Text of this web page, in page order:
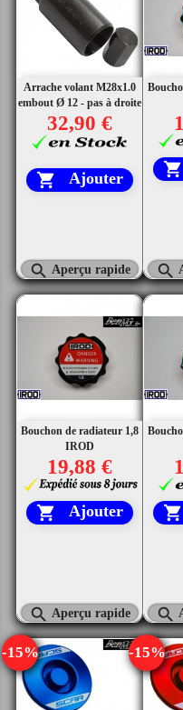
Arrache volant M28x1.0
embout Ø 12 - pas à droite
32,90 €
 Ajouter
 Aperçu rapide


Bouchon de radiateur 1,8
IROD
19,88 €
 Ajouter
 Aperçu rapide


-15% -15%